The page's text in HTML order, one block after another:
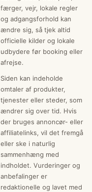
færger, vejr, lokale regler
og adgangsforhold kan
ændre sig, så tjek altid
officielle kilder og lokale
udbydere før booking eller
afrejse.
Siden kan indeholde
omtaler af produkter,
tjenester eller steder, som
ændrer sig over tid. Hvis
der bruges annoncør- eller
affiliatelinks, vil det fremgå
eller ske i naturlig
sammenhæng med
indholdet. Vurderinger og
anbefalinger er
redaktionelle og lavet med